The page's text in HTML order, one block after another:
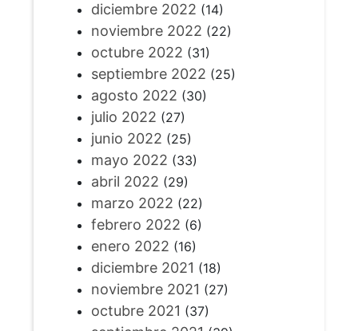
diciembre 2022 (14)
noviembre 2022 (22)
octubre 2022 (31)
septiembre 2022 (25)
agosto 2022 (30)
julio 2022 (27)
junio 2022 (25)
mayo 2022 (33)
abril 2022 (29)
marzo 2022 (22)
febrero 2022 (6)
enero 2022 (16)
diciembre 2021 (18)
noviembre 2021 (27)
octubre 2021 (37)